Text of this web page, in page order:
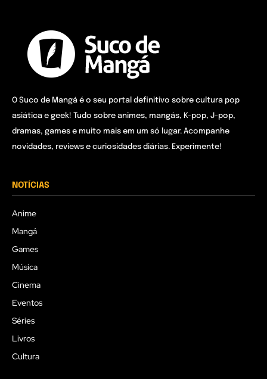
O Suco de Mangá é o seu portal definitivo sobre cultura pop
asiática e geek! Tudo sobre animes, mangás, K-pop, J-pop,
dramas, games e muito mais em um só lugar. Acompanhe
novidades, reviews e curiosidades diárias. Experimente!
NOTÍCIAS
Anime
Mangá
Games
Música
Cinema
Eventos
Séries
Livros
Cultura